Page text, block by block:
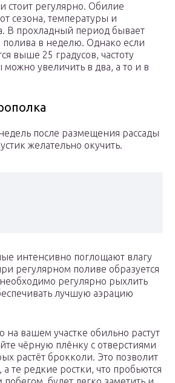
стоит регулярно. Обилие
сезона, температуры и
В прохладный период бывает
полива в неделю. Однако если
выше 25 градусов, частоту
увеличить в два, а то и в
после размещения рассады
желательно окучить.
интенсивно поглощают влагу
регулярном поливе образуется
регулярно рыхлить
лучшую аэрацию
на вашем участке обильно растут
чёрную плёнку с отверстиями
растёт брокколи. Это позволит
а те редкие ростки, что пробьются